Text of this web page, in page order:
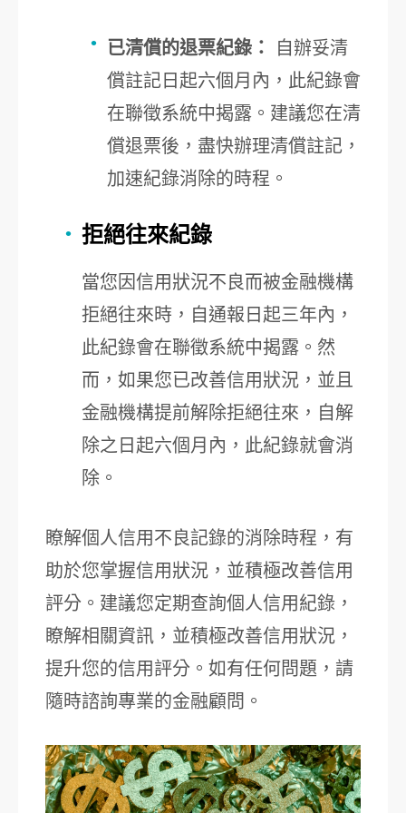
已清償的退票紀錄：
自辦妥清
償註記日起六個月內，此紀錄會
在聯徵系統中揭露。建議您在清
償退票後，盡快辦理清償註記，
加速紀錄消除的時程。
拒絕往來紀錄
當您因信用狀況不良而被金融機構
拒絕往來時，自通報日起三年內，
此紀錄會在聯徵系統中揭露。然
而，如果您已改善信用狀況，並且
金融機構提前解除拒絕往來，自解
除之日起六個月內，此紀錄就會消
除。
瞭解個人信用不良記錄的消除時程，有
助於您掌握信用狀況，並積極改善信用
評分。建議您定期查詢個人信用紀錄，
瞭解相關資訊，並積極改善信用狀況，
提升您的信用評分。如有任何問題，請
隨時諮詢專業的金融顧問。